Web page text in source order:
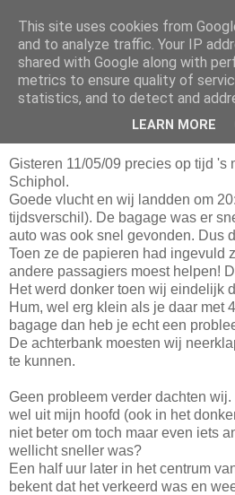
Ary's Blog
dinsdag 12 mei 2009
090512 Aankomst
Gisteren 11/05/09 precies op tijd 's
Schiphol.
Goede vlucht en wij landden om
tijdsverschil). De bagage was er
auto was ook snel gevonden. Dus
Toen ze de papieren had ingevuld
andere passagiers moest helpen!
Het werd donker toen wij eindelijk
Hum, wel erg klein als je daar met
bagage dan heb je echt een
De achterbank moesten wij
te kunnen.
Geen probleem verder dachten
wel uit mijn hoofd (ook in het
niet beter om toch maar even iets
wellicht sneller was?
Een half uur later in het centrum
bekent dat het verkeerd was en
This site uses cookies from
and to analyze traffic. Your IP
shared with Google along with
metrics to ensure quality of
statistics, and to detect and
LEARN MORE